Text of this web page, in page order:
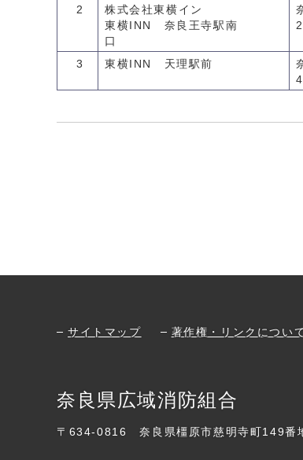
2
株式会社東横イン
東横INN 奈良王寺駅南
口
3 東横INN 天理駅前
4
サイトマップ 著作権・リンクについて
奈良県広域消防組合
〒634-0816 奈良県橿原市慈明寺町149番